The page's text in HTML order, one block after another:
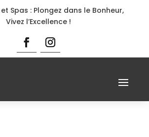
Spas : Plongez dans le Bonheur,
Vivez l’Excellence !